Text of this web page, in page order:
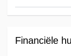
Financiële